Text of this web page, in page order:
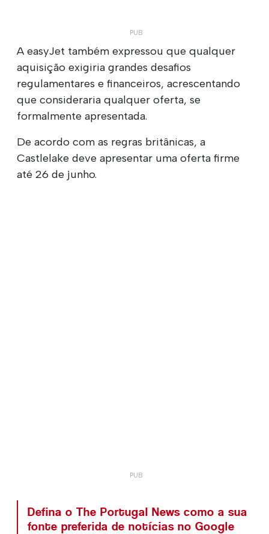
A easyJet também expressou que qualquer
aquisição exigiria grandes desafios
regulamentares e financeiros, acrescentando
que consideraria qualquer oferta, se
formalmente apresentada.
De acordo com as regras britânicas, a
Castlelake deve apresentar uma oferta firme
até 26 de junho.
Defina o The Portugal News como a sua
fonte preferida de notícias no Google